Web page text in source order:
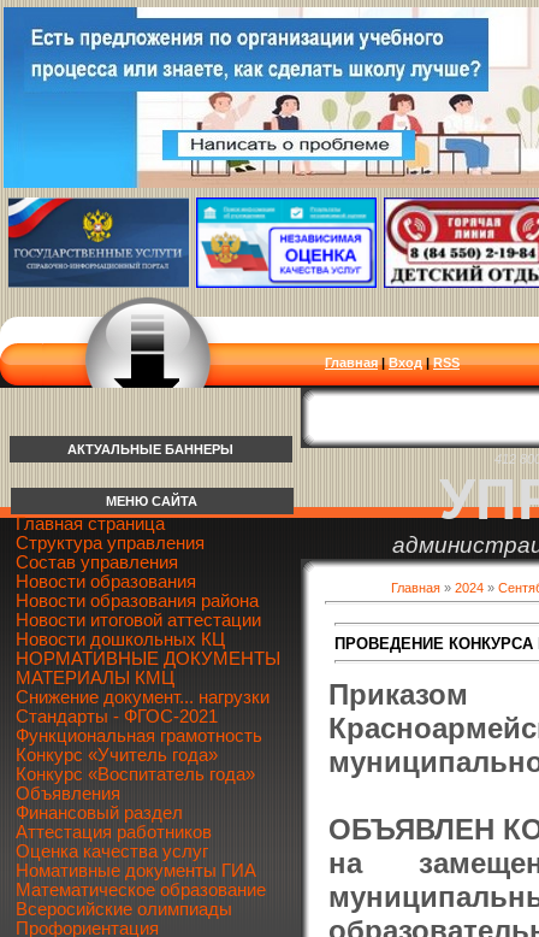
Главная |Вход|RSS
412
АКТУАЛЬНЫЕ БАННЕРЫ
Главная » 2024 »
ПРОВЕДЕНИЕ
Приказом
ОБЪЯВЛЕН
на
МЕНЮ САЙТА
Главная страница
Структура управления
Состав управления
Новости образования
Новости образования района
Новости итоговой аттестации
Новости дошкольных КЦ
НОРМАТИВНЫЕ ДОКУМЕНТЫ
МАТЕРИАЛЫ КМЦ
Снижение документ... нагрузки
Стандарты - ФГОС-2021
Функциональная грамотность
Конкурс «Учитель года»
Конкурс «Воспитатель года»
Объявления
Финансовый раздел
Аттестация работников
Оценка качества услуг
Номативные документы ГИА
Математическое образование
Всеросийские олимпиады
Профориентация